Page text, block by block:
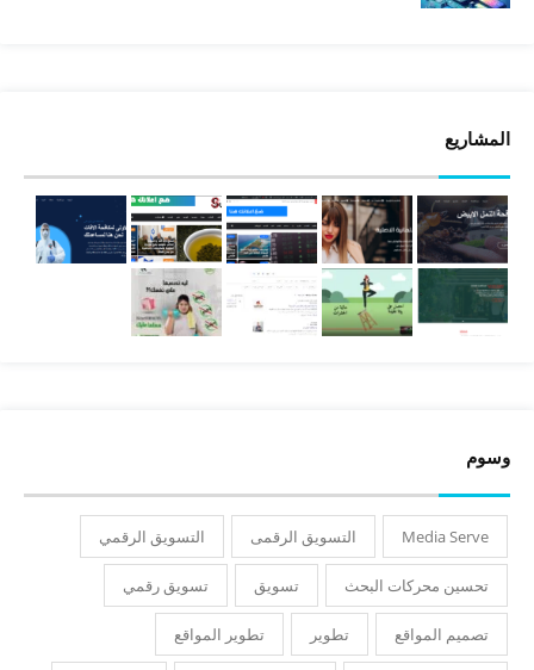
المشاريع
وسوم
Media Serve التسويق الرقمى التسويق الرقمي
تحسين محركات البحث تسويق تسويق رقمي
تصميم المواقع تطوير تطوير المواقع